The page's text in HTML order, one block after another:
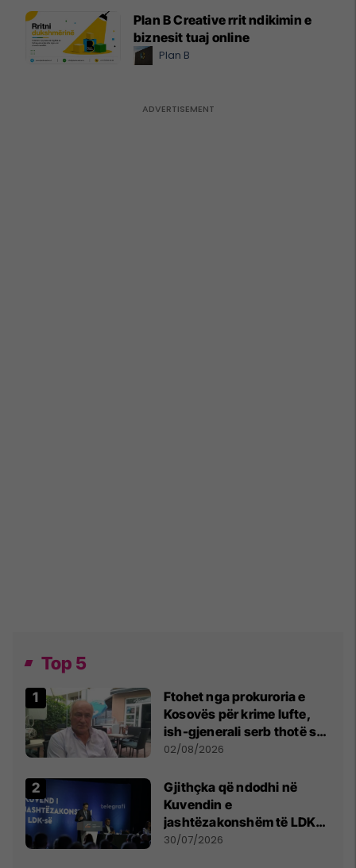
Plan B Creative rrit ndikimin e
biznesit tuaj online
Plan B
Top 5
Ftohet nga prokuroria e
Kosovës për krime lufte,
ish-gjenerali serb thotë se
dikush e tradhtoi në
02/08/2026
Gjithçka që ndodhi në
Kuvendin e
jashtëzakonshëm të LDK-
së
30/07/2026